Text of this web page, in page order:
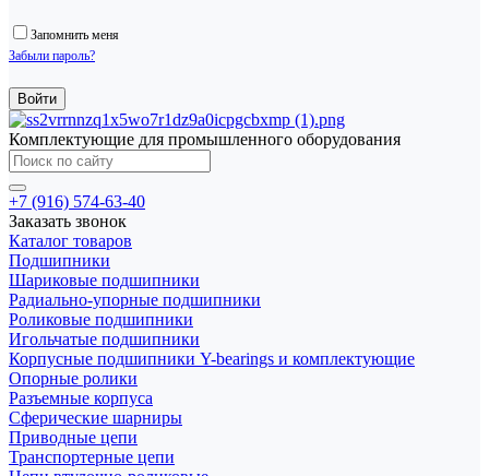
Запомнить меня
Забыли пароль?
Комплектующие для промышленного оборудования
+7 (916) 574-63-40
Заказать звонок
Каталог товаров
Подшипники
Шариковые подшипники
Радиально-упорные подшипники
Роликовые подшипники
Игольчатые подшипники
Корпусные подшипники Y-bearings и комплектующие
Опорные ролики
Разъемные корпуса
Сферические шарниры
Приводные цепи
Транспортерные цепи